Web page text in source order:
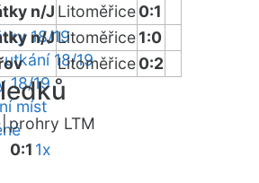
18/19
18/19
18/19
míst
n/J Litoměřice0:1
n/JLitoměřice1:0
Litoměřice0:2
prohry LTM
0:1 1x